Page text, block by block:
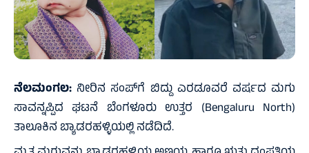
ನೆಲಮಂಗಲ: ನೀರಿನ ಸಂಪ್‌ಗೆ ಬಿದ್ದು ಎರಡೂವರೆ ವರ್ಷದ ಮಗು
ಸಾವನ್ನಪ್ಪಿದ ಘಟನೆ ಬೆಂಗಳೂರು ಉತ್ತರ (Bengaluru North)
ತಾಲೂಕಿನ ಬ್ಯಾಡರಹಳ್ಳಿಯಲ್ಲಿ ನಡೆದಿದೆ.